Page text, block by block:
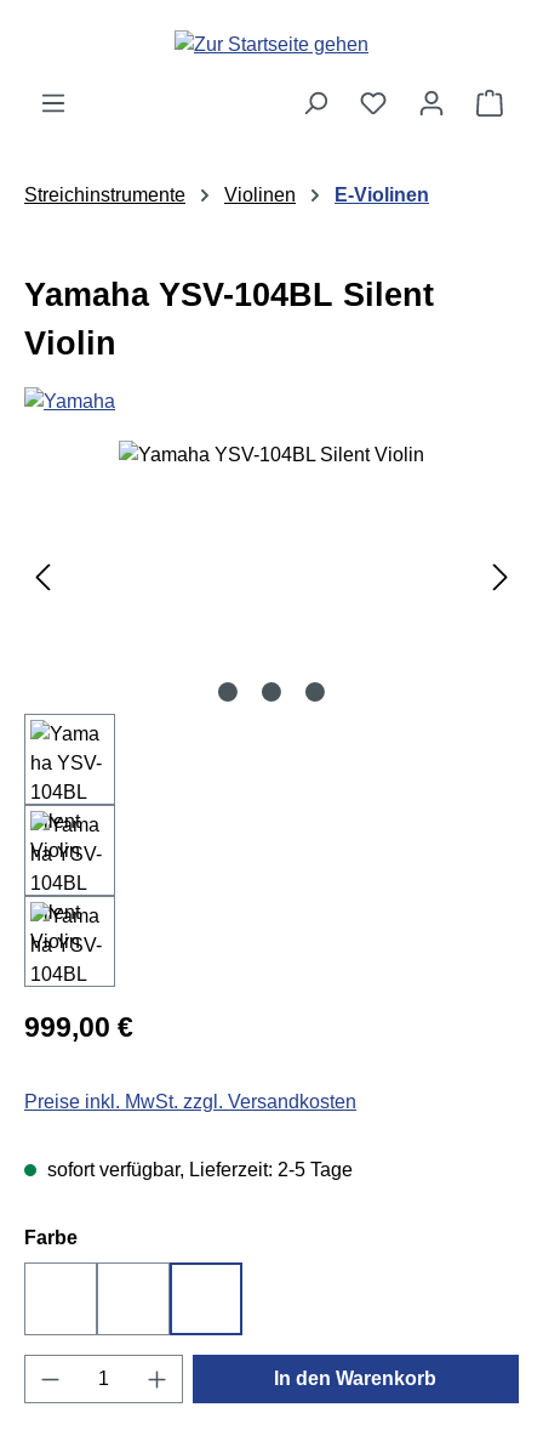
Zum Hauptinhalt springen
Streichinstrumente Violinen E-Violinen
Yamaha YSV-104BL Silent
Violin
Bildergalerie überspringen
Regulärer Preis:
999,00 €
Preise inkl. MwSt. zzgl. Versandkosten
sofort verfügbar, Lieferzeit: 2-5 Tage
Farbeauswählen
Produkt Anzahl: Gib den gewünschten
In den Warenkorb